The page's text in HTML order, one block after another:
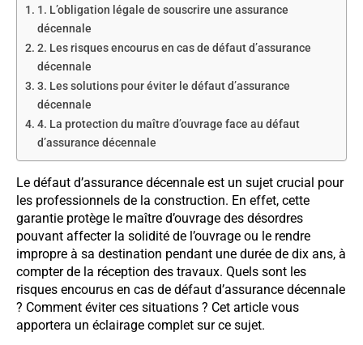
1. L’obligation légale de souscrire une assurance
décennale
2. Les risques encourus en cas de défaut d’assurance
décennale
3. Les solutions pour éviter le défaut d’assurance
décennale
4. La protection du maître d’ouvrage face au défaut
d’assurance décennale
Le défaut d’assurance décennale est un sujet crucial pour
les professionnels de la construction. En effet, cette
garantie protège le maître d’ouvrage des désordres
pouvant affecter la solidité de l’ouvrage ou le rendre
impropre à sa destination pendant une durée de dix ans, à
compter de la réception des travaux. Quels sont les
risques encourus en cas de défaut d’assurance décennale
? Comment éviter ces situations ? Cet article vous
apportera un éclairage complet sur ce sujet.